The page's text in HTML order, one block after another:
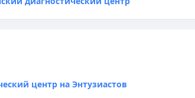
центр на Энтузиастов